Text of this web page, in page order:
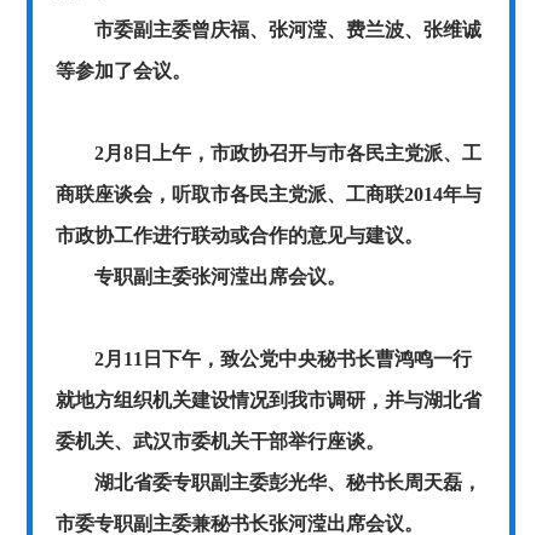
市委副主委曾庆福、张河滢、费兰波、张维诚
等参加了会议。
2月8日上午，市政协召开与市各民主党派、工
商联座谈会，听取市各民主党派、工商联2014年与
市政协工作进行联动或合作的意见与建议。
专职副主委张河滢出席会议。
2月11日下午，致公党中央秘书长曹鸿鸣一行
就地方组织机关建设情况到我市调研，并与湖北省
委机关、武汉市委机关干部举行座谈。
湖北省委专职副主委彭光华、秘书长周天磊，
市委专职副主委兼秘书长张河滢出席会议。